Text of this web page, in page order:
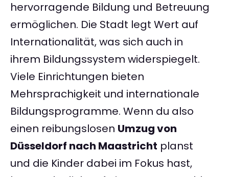
hervorragende Bildung und Betreuung
ermöglichen. Die Stadt legt Wert auf
Internationalität, was sich auch in
ihrem Bildungssystem widerspiegelt.
Viele Einrichtungen bieten
Mehrsprachigkeit und internationale
Bildungsprogramme. Wenn du also
einen reibungslosen Umzug von
Düsseldorf nach Maastricht planst
und die Kinder dabei im Fokus hast,